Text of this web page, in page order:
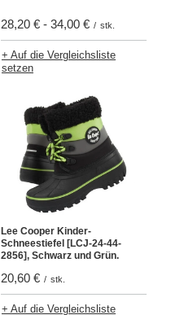
28,20 € - 34,00 € / stk.
+ Auf die Vergleichsliste
setzen
Lee Cooper Kinder-
Schneestiefel [LCJ-24-44-
2856], Schwarz und Grün.
20,60 € / stk.
+ Auf die Vergleichsliste